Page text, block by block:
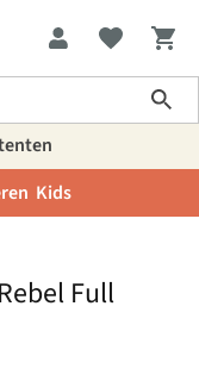
Kids
Full